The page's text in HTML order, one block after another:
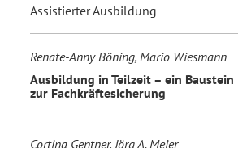
Assistierter Ausbildung
Renate-Anny Böning, Mario Wiesmann
Ausbildung in Teilzeit – ein Baustein
zur Fachkräftesicherung
Cortina Gentner, Jörg A. Meier